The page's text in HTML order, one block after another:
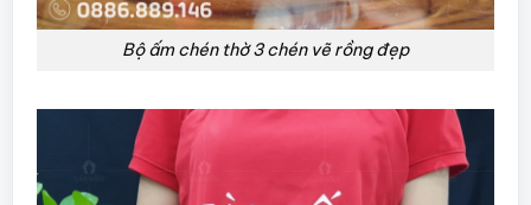
Bộ ấm chén thờ 3 chén vẽ rồng đẹp